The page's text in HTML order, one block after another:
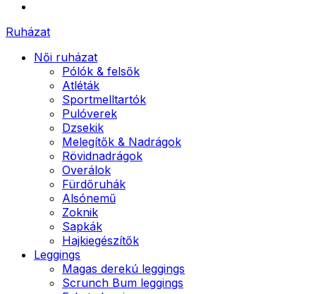
Ruházat
Női ruházat
Pólók & felsők
Atléták
Sportmelltartók
Pulóverek
Dzsekik
Melegítők & Nadrágok
Rövidnadrágok
Overálok
Fürdőruhák
Alsónemű
Zoknik
Sapkák
Hajkiegészítők
Leggings
Magas derekú leggings
Scrunch Bum leggings